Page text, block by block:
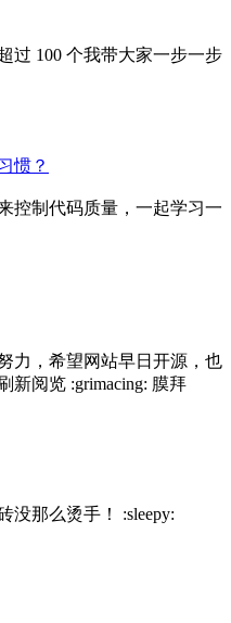
过 100 个我带大家一步一步
惯？
控制代码质量，一起学习一
力，希望网站早日开源，也
新阅览 :grimacing: 膜拜
没那么烫手！ :sleepy: